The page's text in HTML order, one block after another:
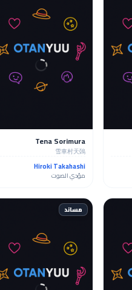
Tena Sorimura
雪車村天鵶
Hiroki Takahashi
مؤدي الصوت
مساند